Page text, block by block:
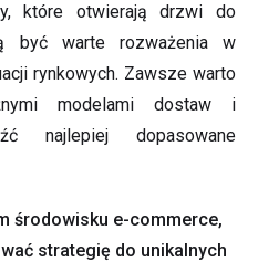
które otwierają drzwi do
być warte rozważenia w
rynkowych. Zawsze warto
modelami dostaw i
najlepiej dopasowane
środowisku e-commerce,
strategię do unikalnych